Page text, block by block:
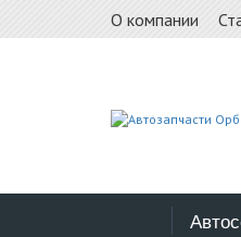
О компании